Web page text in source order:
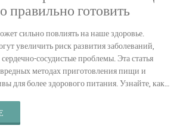
правильно готовить
сильно повлиять на наше здоровье.
увеличить риск развития заболеваний,
сосудистые проблемы. Эта статья
методах приготовления пищи и
для более здорового питания. Узнайте, как
Сделайте свой рацион более
к кулинарии.